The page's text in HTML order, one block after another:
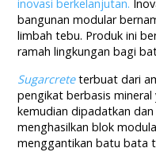
inovasi berkelanjutan.
bangunan modular
limbah tebu. Produk ini
ramah lingkungan bagi
Sugarcreteterbuat dari
pengikat berbasis
kemudian dipadatkan
menghasilkan blok
menggantikan batu bata